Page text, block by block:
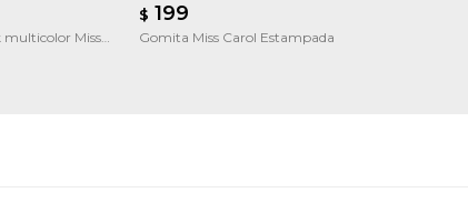
multicolor Miss
$ 199
Gomita Miss Carol Estampada